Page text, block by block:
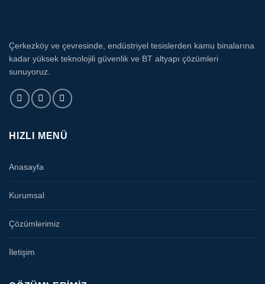
Çerkezköy ve çevresinde, endüstriyel tesislerden kamu binalarına
kadar yüksek teknolojili güvenlik ve BT altyapı çözümleri
sunuyoruz.
HIZLI MENÜ
Anasayfa
Kurumsal
Çözümlerimiz
İletişim